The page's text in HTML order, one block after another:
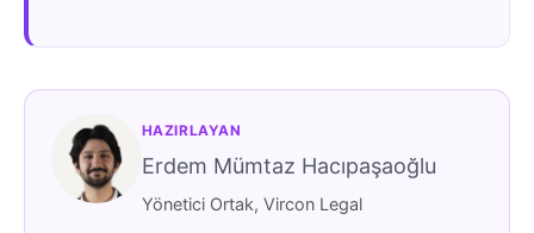
HAZIRLAYAN
Erdem Mümtaz Hacıpaşaoğlu
Yönetici Ortak, Vircon Legal